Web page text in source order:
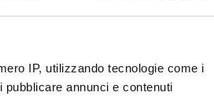
IP, utilizzando tecnologie come i
annunci e contenuti